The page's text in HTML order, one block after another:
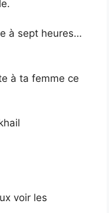
à sept heures…
à ta femme ce
voir les